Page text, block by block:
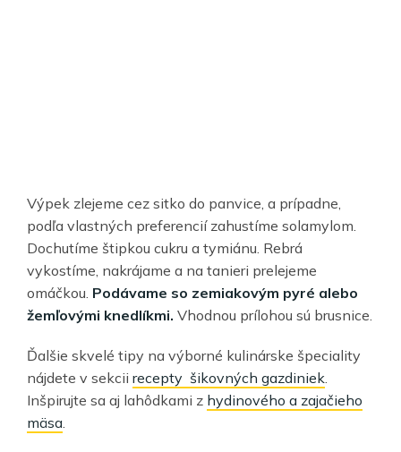
Výpek zlejeme cez sitko do panvice, a prípadne,
podľa vlastných preferencií zahustíme solamylom.
Dochutíme štipkou cukru a tymiánu. Rebrá
vykostíme, nakrájame a na tanieri prelejeme
omáčkou. Podávame so zemiakovým pyré alebo
žemľovými knedlíkmi. Vhodnou prílohou sú brusnice.
Ďalšie skvelé tipy na výborné kulinárske špeciality
nájdete v sekcii recepty šikovných gazdiniek
Inšpirujte sa aj lahôdkami z hydinového a zajačieho
mäsa